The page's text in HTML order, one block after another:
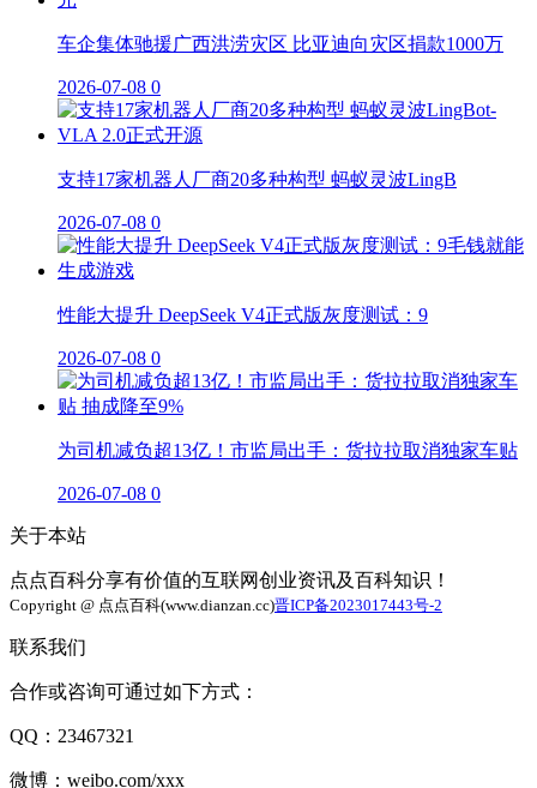
车企集体驰援广西洪涝灾区 比亚迪向灾区捐款1000万
2026-07-08 0
支持17家机器人厂商20多种构型 蚂蚁灵波LingB
2026-07-08 0
性能大提升 DeepSeek V4正式版灰度测试：9
2026-07-08 0
为司机减负超13亿！市监局出手：货拉拉取消独家车贴
2026-07-08 0
关于本站
点点百科分享有价值的互联网创业资讯及百科知识！
Copyright @ 点点百科(www.dianzan.cc)晋ICP备2023017443号-2
联系我们
合作或咨询可通过如下方式：
QQ：23467321
微博：weibo.com/xxx